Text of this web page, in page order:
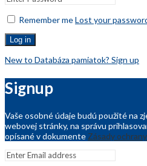
Remember meLost your
Log in
New to Databáza pamiatok? Sign up
Signup
Vaše osobné údaje budú použité na
webovej stránky, na správu
opísané v dokumente Zásady